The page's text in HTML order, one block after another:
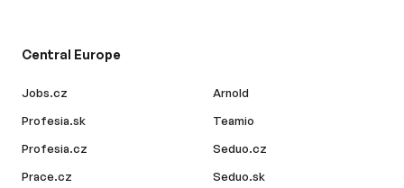
Central Europe
Jobs.cz
Profesia.sk
Profesia.cz
Prace.cz
Arnold
Teamio
Seduo.cz
Seduo.sk